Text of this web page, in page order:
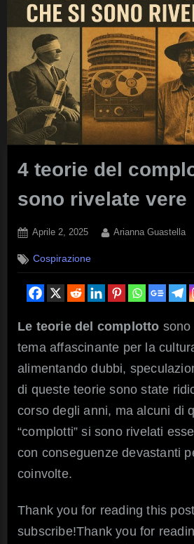
4 teorie del
sono rivelate vere
Posted
Aprile 2, 2025 By
Arianna Guastella
Cospirazione
Le teorie del complotto sono
tema affascinante per la
alimentando dubbi,
di queste teorie sono state
corso degli anni, ma alcuni di
“complotti” si sono rivelati
con conseguenze devastanti
coinvolte.
Thank you for reading this
subscribe!Thank you for